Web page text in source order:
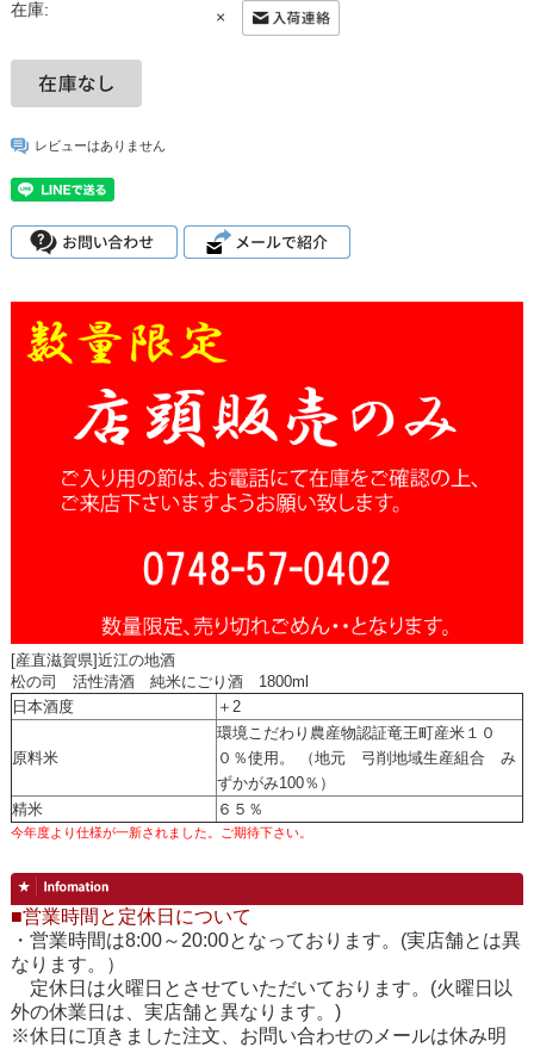
在庫: ×
レビューはありません
[産直滋賀県]近江の地酒
松の司 活性清酒 純米にごり酒 1800ml
日本酒度
＋2
原料米
環境こだわり農産物認証竜王町産米１０
０％使用。 （地元 弓削地域生産組合 み
ずかがみ100％）
精米
６５％
今年度より仕様が一新されました。ご期待下さい。
■営業時間と定休日について
・営業時間は8:00～20:00となっております。(実店舗とは異
なります。）
定休日は火曜日とさせていただいております。(火曜日以
外の休業日は、実店舗と異なります。)
※休日に頂きました注文、お問い合わせのメールは休み明